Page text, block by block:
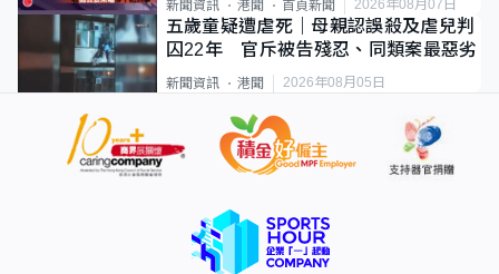
新聞資訊 港聞 首頁新聞 2026年08月07日
五歲童疑遭虐死｜母親認誤殺及虐兒判
囚22年 官斥被告殘忍、同類案最惡劣
新聞資訊 港聞 2026年08月05日